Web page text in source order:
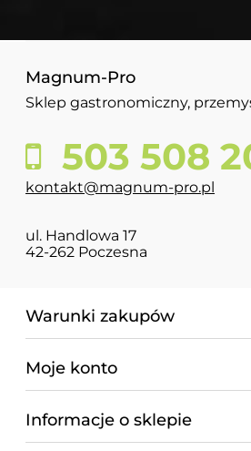
Magnum-Pro
Sklep gastronomiczny,
503 508
kontakt@magnum-pro.pl
ul. Handlowa 17
42-262 Poczesna
Warunki zakupów
Moje konto
Informacje o sklepie